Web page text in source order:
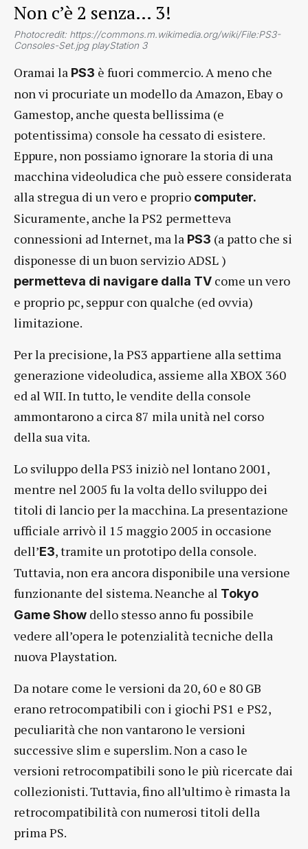
Non c’è 2 senza… 3!
Photocredit: https://commons.m.wikimedia.org/wiki/File:PS3-
Consoles-Set.jpg playStation 3
Oramai la PS3 è fuori commercio. A meno che
non vi procuriate un modello da Amazon, Ebay o
Gamestop, anche questa bellissima (e
potentissima) console ha cessato di esistere.
Eppure, non possiamo ignorare la storia di una
macchina videoludica che può essere considerata
alla stregua di un vero e proprio computer.
Sicuramente, anche la PS2 permetteva
connessioni ad Internet, ma la PS3 (a patto che si
disponesse di un buon servizio ADSL )
permetteva di navigare dalla TV come un vero
e proprio pc, seppur con qualche (ed ovvia)
limitazione.
Per la precisione, la PS3 appartiene alla settima
generazione videoludica, assieme alla XBOX 360
ed al WII. In tutto, le vendite della console
ammontarono a circa 87 mila unità nel corso
della sua vita.
Lo sviluppo della PS3 iniziò nel lontano 2001,
mentre nel 2005 fu la volta dello sviluppo dei
titoli di lancio per la macchina. La presentazione
ufficiale arrivò il 15 maggio 2005 in occasione
dell’E3, tramite un prototipo della console.
Tuttavia, non era ancora disponibile una versione
funzionante del sistema. Neanche al Tokyo
Game Show dello stesso anno fu possibile
vedere all’opera le potenzialità tecniche della
nuova Playstation.
Da notare come le versioni da 20, 60 e 80 GB
erano retrocompatibili con i giochi PS1 e PS2,
peculiarità che non vantarono le versioni
successive slim e superslim. Non a caso le
versioni retrocompatibili sono le più ricercate dai
collezionisti. Tuttavia, fino all’ultimo è rimasta la
retrocompatibilità con numerosi titoli della
prima PS.